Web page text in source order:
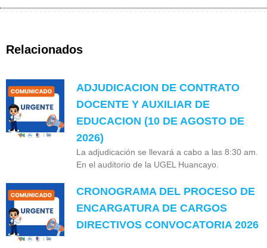
Relacionados
ADJUDICACION DE CONTRATO
DOCENTE Y AUXILIAR DE
EDUCACION (10 DE AGOSTO DE
2026)
La adjudicación se llevará a cabo a las 8:30 am.
En el auditorio de la UGEL Huancayo.
CRONOGRAMA DEL PROCESO DE
ENCARGATURA DE CARGOS
DIRECTIVOS CONVOCATORIA 2026